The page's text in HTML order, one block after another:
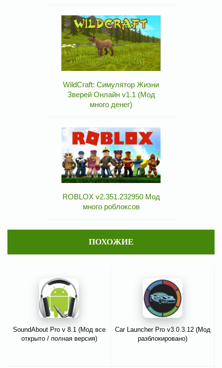
WildCraft: Симулятор Жизни
Зверей Онлайн v1.1 (Мод
много денег)
ROBLOX v2.351.232950 Мод
много роблоксов
ПОХОЖИЕ
SoundAbout Pro v 8.1 (Мод все
открыто / полная версия)
Car Launcher Pro v3.0.3.12 (Мод
разблокировано)